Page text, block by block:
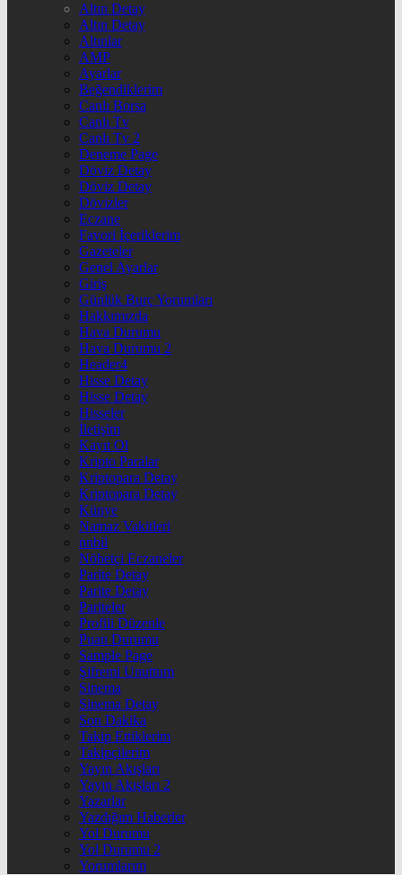
Altın Detay
Altın Detay
Altınlar
AMP
Ayarlar
Beğendiklerim
Canlı Borsa
Canlı Tv
Canlı Tv 2
Deneme Page
Döviz Detay
Döviz Detay
Dövizler
Eczane
Favori İçeriklerim
Gazeteler
Genel Ayarlar
Giriş
Günlük Burç Yorumları
Hakkımızda
Hava Durumu
Hava Durumu 2
Header4
Hisse Detay
Hisse Detay
Hisseler
İletişim
Kayıt Ol
Kripto Paralar
Kriptopara Detay
Kriptopara Detay
Künye
Namaz Vakitleri
nnbil
Nöbetçi Eczaneler
Parite Detay
Parite Detay
Pariteler
Profili Düzenle
Puan Durumu
Sample Page
Şifremi Unuttum
Sinema
Sinema Detay
Son Dakika
Takip Ettiklerim
Takipçilerim
Yayın Akışları
Yayın Akışları 2
Yazarlar
Yazdığım Haberler
Yol Durumu
Yol Durumu 2
Yorumlarım